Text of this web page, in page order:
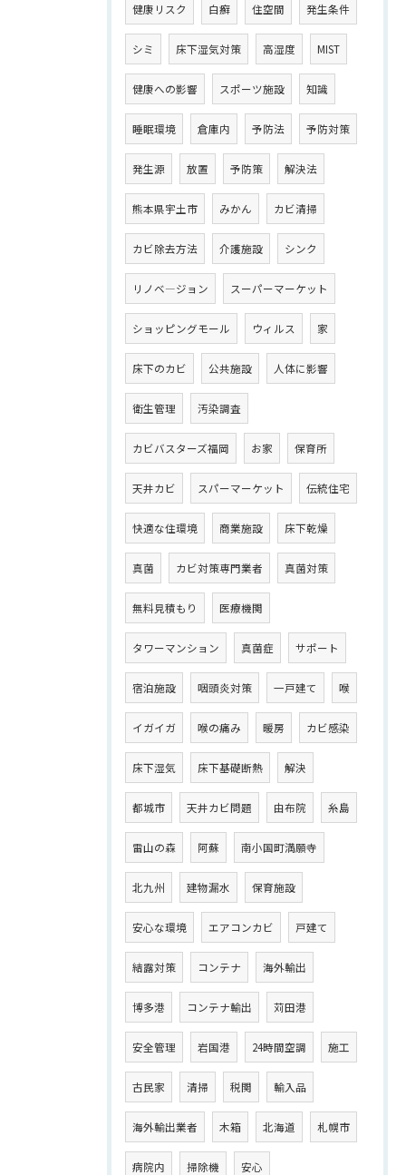
健康リスク 白癬 住空間 発生条件
シミ 床下湿気対策 高湿度 MIST
健康への影響 スポーツ施設 知識
睡眠環境 倉庫内 予防法 予防対策
発生源 放置 予防策 解決法
熊本県宇土市 みかん カビ清掃
カビ除去方法 介護施設 シンク
リノベ―ジョン スーパーマーケット
ショッピングモール ウィルス 家
床下のカビ 公共施設 人体に影響
衛生管理 汚染調査
カビバスターズ福岡 お家 保育所
天井カビ スパーマーケット 伝統住宅
快適な住環境 商業施設 床下乾燥
真菌 カビ対策専門業者 真菌対策
無料見積もり 医療機関
タワーマンション 真菌症 サポート
宿泊施設 咽頭炎対策 一戸建て 喉
イガイガ 喉の痛み 暖房 カビ感染
床下湿気 床下基礎断熱 解決
都城市 天井カビ問題 由布院 糸島
雷山の森 阿蘇 南小国町満願寺
北九州 建物漏水 保育施設
安心な環境 エアコンカビ 戸建て
結露対策 コンテナ 海外輸出
博多港 コンテナ輸出 苅田港
安全管理 岩国港 24時間空調 施工
古民家 清掃 税関 輸入品
海外輸出業者 木箱 北海道 札幌市
病院内 掃除機 安心